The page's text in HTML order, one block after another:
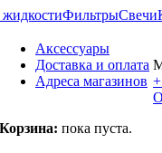
ФильтрыСвечи
Аксессуары
Доставка и оплата
Адреса магазинов
Корзина: пока пуста.